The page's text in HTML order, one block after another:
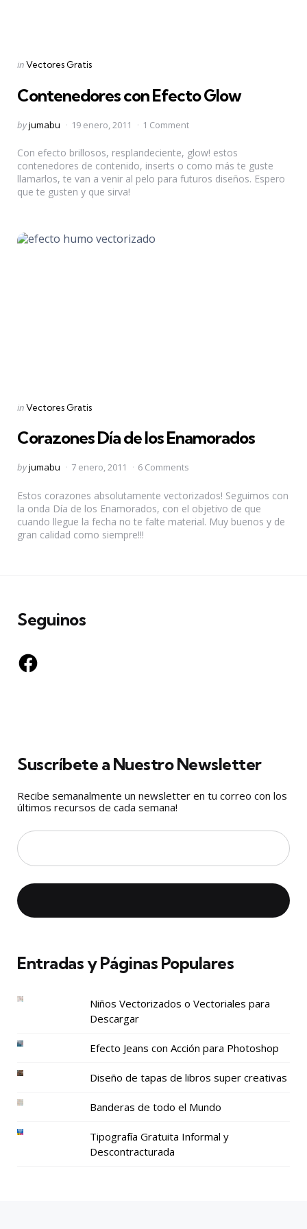
Categories
Posted
inVectores Gratis
Contenedores con Efecto Glow
Posted
byjumabu 19 enero, 2011 1 Comment
Con efecto brillosos, resplandeciente, glow! estos
contenedores de contenido, inserts o como más te guste
llamarlos, te van a venir al pelo para futuros diseños. Espero
que te gusten y que sirva!
Categories
Posted
inVectores Gratis
Corazones Día de los Enamorados
Posted
byjumabu 7 enero, 2011 6 Comments
Estos corazones absolutamente vectorizados! Seguimos con
la onda Día de los Enamorados, con el objetivo de que
cuando llegue la fecha no te falte material. Muy buenos y de
gran calidad como siempre!!!
Seguinos
Facebook
Suscríbete a Nuestro Newsletter
Recibe semanalmente un newsletter en tu correo con los
últimos recursos de cada semana!
Entradas y Páginas Populares
Niños Vectorizados o Vectoriales para
Descargar
Efecto Jeans con Acción para Photoshop
Diseño de tapas de libros super creativas
Banderas de todo el Mundo
Tipografía Gratuita Informal y
Descontracturada